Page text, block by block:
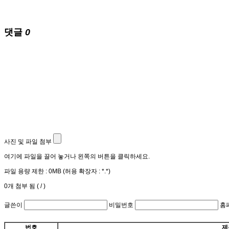
댓글 0
사진 및 파일 첨부
여기에 파일을 끌어 놓거나 왼쪽의 버튼을 클릭하세요.
파일 용량 제한 : 0MB (허용 확장자 : *.*)
0개 첨부 됨 ( /)
글쓴이 비밀번호
홈
번호
제